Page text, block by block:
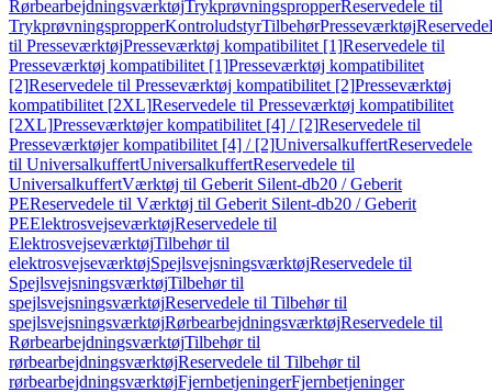
RørbearbejdningsværktøjTrykprøvningspropperReservedele til
TrykprøvningspropperKontroludstyrTilbehørPresseværktøj
til PresseværktøjPresseværktøj kompatibilitet [1]Reservedele til
Presseværktøj kompatibilitet [1]Presseværktøj kompatibilitet
[2]Reservedele til Presseværktøj kompatibilitet [2]Presseværktøj
kompatibilitet [2XL]Reservedele til Presseværktøj kompatibilitet
[2XL]Presseværktøjer kompatibilitet [4] / [2]Reservedele til
Presseværktøjer kompatibilitet [4] / [2]UniversalkuffertReservedele
til UniversalkuffertUniversalkuffertReservedele til
UniversalkuffertVærktøj til Geberit Silent-db20 / Geberit
PEReservedele til Værktøj til Geberit Silent-db20 / Geberit
PEElektrosvejseværktøjReservedele til
ElektrosvejseværktøjTilbehør til
elektrosvejseværktøjSpejlsvejsningsværktøjReservedele til
SpejlsvejsningsværktøjTilbehør til
spejlsvejsningsværktøjReservedele til Tilbehør til
spejlsvejsningsværktøjRørbearbejdningsværktøjReservedele til
RørbearbejdningsværktøjTilbehør til
rørbearbejdningsværktøjReservedele til Tilbehør til
rørbearbejdningsværktøjFjernbetjeningerFjernbetjeninger